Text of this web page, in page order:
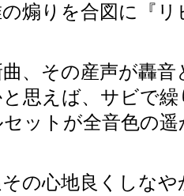
煽りを合図に
『
、その産声が轟
思えば、 サビで
ットが全音色の遥
の心地良くしな